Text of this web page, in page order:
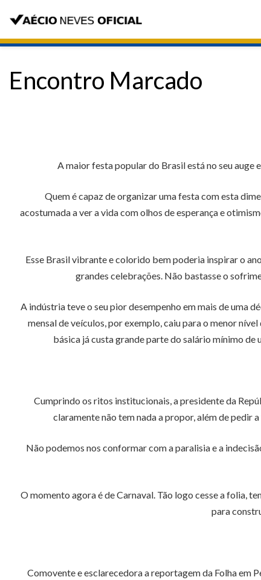
Encontro Marcado
A maior festa popular do Brasil está no seu
Quem é capaz de organizar uma festa com esta
acostumada a ver a vida com olhos de esperança e
Esse Brasil vibrante e colorido bem poderia inspirar o
grandes celebrações. Não bastasse o
A indústria teve o seu pior desempenho em mais de uma
mensal de veículos, por exemplo, caiu para o menor
básica já custa grande parte do salário mínimo
Cumprindo os ritos institucionais, a presidente da
claramente não tem nada a propor, além de
Não podemos nos conformar com a paralisia e a
O momento agora é de Carnaval. Tão logo cesse a folia,
para
Comovente e esclarecedora a reportagem da Folha em